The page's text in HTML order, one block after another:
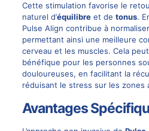
Cette stimulation favorise le
naturel d’équilibreet de tonus.
Pulse Align contribue à
permettant ainsi une meilleure
cerveau et les muscles. Cela
bénéfique pour les personnes
douloureuses, en facilitant la
réduisant le stress sur les zones
Avantages